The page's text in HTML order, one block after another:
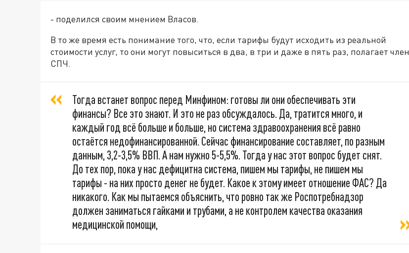
- поделился своим мнением Власов.
В то же время есть понимание того, что, если тарифы будут исходить из реальной
стоимости услуг, то они могут повыситься в два, в три и даже в пять раз, полагает член
СПЧ.
Тогда встанет вопрос перед Минфином: готовы ли они обеспечивать эти
финансы? Все это знают. И это не раз обсуждалось. Да, тратится много, и
каждый год всё больше и больше, но система здравоохранения всё равно
остаётся недофинансированной. Сейчас финансирование составляет, по разным
данным, 3,2-3,5% ВВП. А нам нужно 5-5,5%. Тогда у нас этот вопрос будет снят.
До тех пор, пока у нас дефицитна система, пишем мы тарифы, не пишем мы
тарифы - на них просто денег не будет. Какое к этому имеет отношение ФАС? Да
никакого. Как мы пытаемся объяснить, что ровно так же Роспотребнадзор
должен заниматься гайками и трубами, а не контролем качества оказания
медицинской помощи,